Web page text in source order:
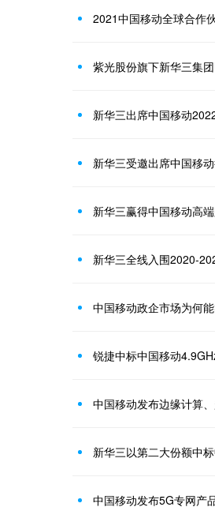
2021中国移动全球合作
紫光股份旗下新华三集
新华三出席中国移动
新华三受邀出席中国移
新华三赢得中国移动高
新华三全线入围2020-
中国移动政企市场为何
锐捷中标中国移动
中国移动发布边缘计算
新华三以第二大份额中
中国移动发布5G专网产